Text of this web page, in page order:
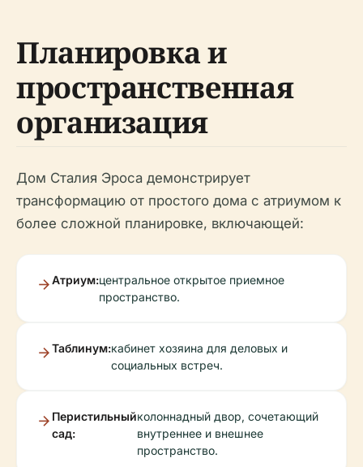
Планировка и
пространственная
организация
Дом Сталия Эроса демонстрирует
трансформацию от простого дома с атриумом к
более сложной планировке, включающей:
Атриум:центральное открытое приемное
пространство.
Таблинум:кабинет хозяина для деловых и
социальных встреч.
Перистильный
сад:
колоннадный двор, сочетающий
внутреннее и внешнее
пространство.